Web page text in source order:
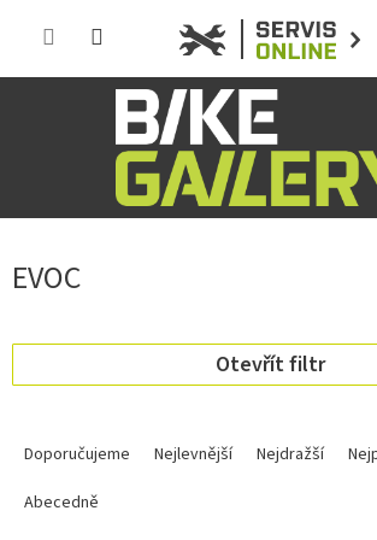
EVOC
Otevřít filtr
Doporučujeme Nejlevnější Nejdražší
Abecedně